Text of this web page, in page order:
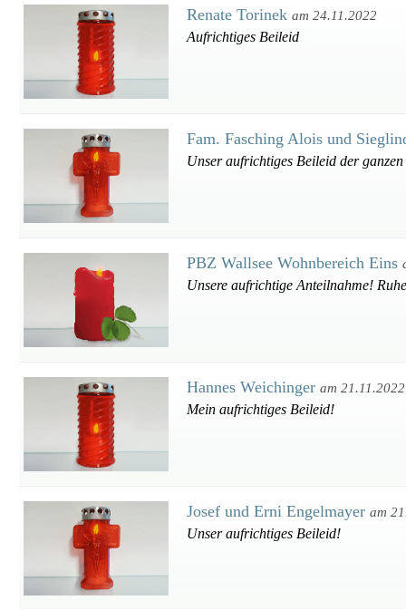
Renate Torinek am 24.11.2022
Aufrichtiges Beileid
Fam. Fasching Alois und
Unser aufrichtiges Beileid der
PBZ Wallsee Wohnbereich Eins
Unsere aufrichtige Anteilnahme!
Hannes Weichinger am 21.11.2022
Mein aufrichtiges Beileid!
Josef und Erni Engelmayer am
Unser aufrichtiges Beileid!